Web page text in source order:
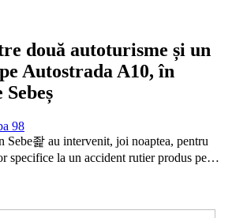
două autoturisme și un
Autostrada A10, în
98
좙 au intervenit, joi noaptea, pentru
specifice la un accident rutier produs pe…